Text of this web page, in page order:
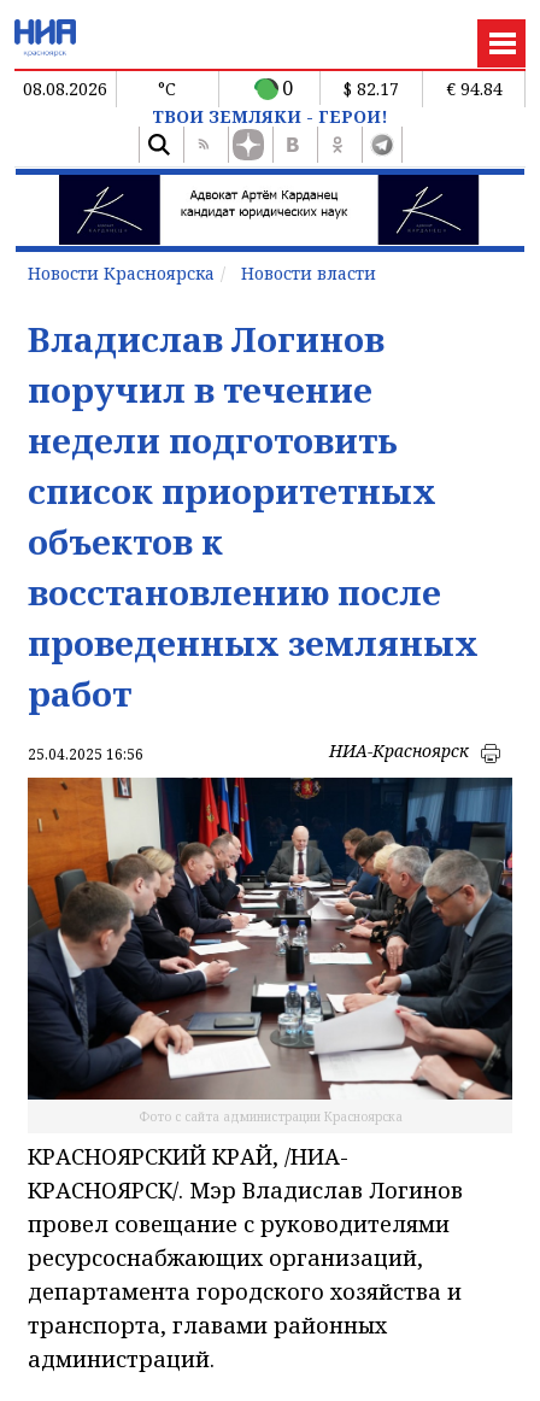
08.08.2026 °C 0 $ 82.17
€ 94.84
ТВОИ ЗЕМЛЯКИ - ГЕРОИ!
Новости Красноярска Новости власти
Владислав Логинов
поручил в течение
недели подготовить
список приоритетных
объектов к
восстановлению после
проведенных земляных
работ
25.04.2025 16:56 НИА-Красноярск
Фото с сайта администрации Красноярска
КРАСНОЯРСКИЙ КРАЙ, /НИА-
КРАСНОЯРСК/. Мэр Владислав Логинов
провел совещание с руководителями
ресурсоснабжающих организаций,
департамента городского хозяйства и
транспорта, главами районных
администраций.